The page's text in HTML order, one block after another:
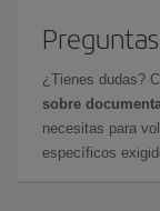
¿Tienes dudas?
sobre
necesitas para
específicos